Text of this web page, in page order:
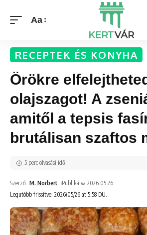
Aa
RECEPTEK ÉS KONYHA
Örökre
olajszagot! A
amitől a tepsis
brutálisan szaftos
Legutóbb frissítve: 2026/05/26 at 5:58 DU.
Szerző: M. Norbert Publikálva 2026.05.26.
5 perc olvasási idő